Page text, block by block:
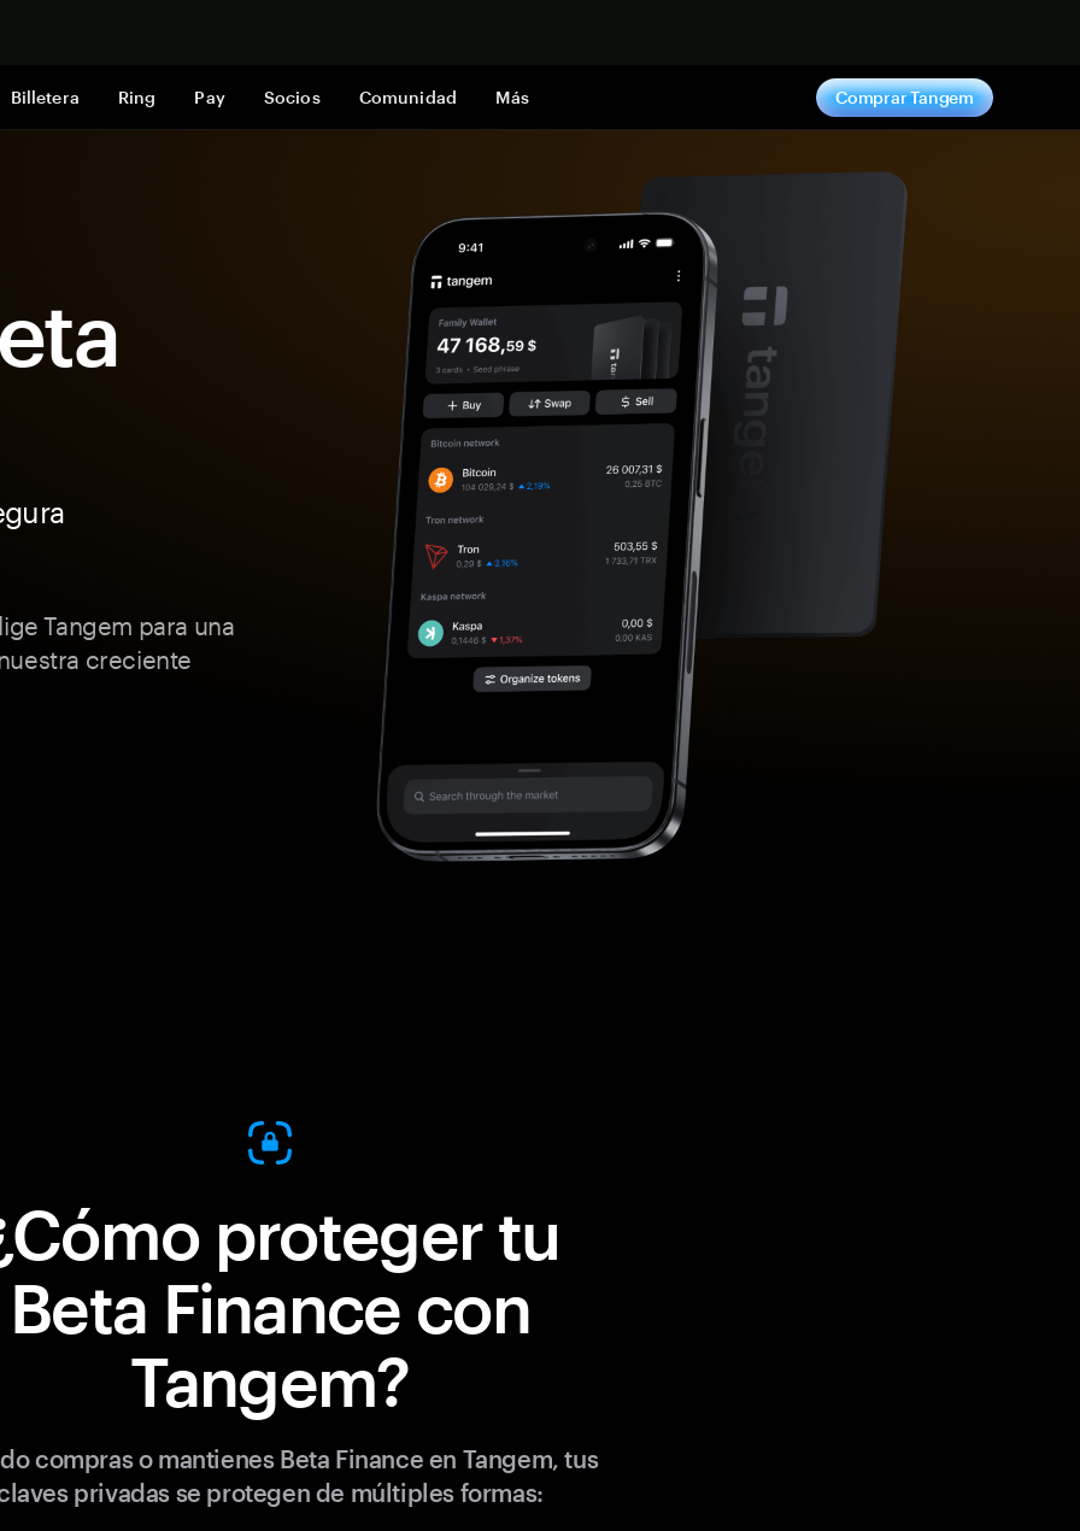
Billetera Ring Pay Socios Comunidad Más Comprar Tangem
Tangem para una
creciente
proteger tu
Beta Finance con
Tangem?
compras o mantienes Beta Finance en Tangem, tus
privadas se protegen de múltiples formas: